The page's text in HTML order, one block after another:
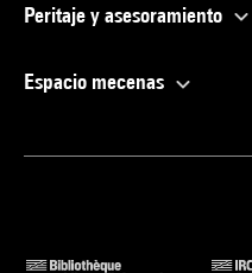
Peritaje y asesoramiento
Espacio mecenas